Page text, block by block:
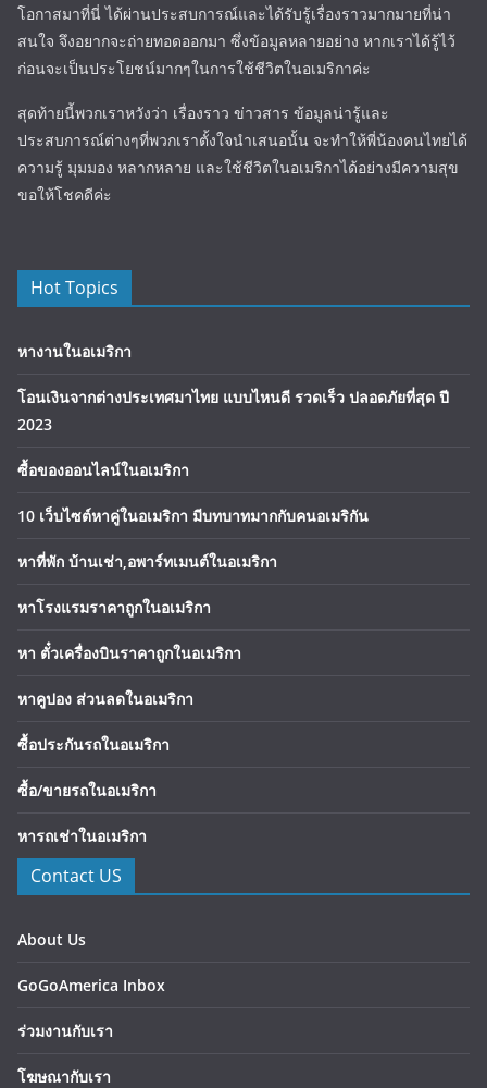
โอกาสมาที่นี่ ได้ผ่านประสบการณ์และได้รับรู้เรื่องราวมากมายที่น่า
สนใจ จึงอยากจะถ่ายทอดออกมา ซึ่งข้อมูลหลายอย่าง หากเราได้รู้ไว้
ก่อนจะเป็นประโยชน์มากๆในการใช้ชีวิตในอเมริกาค่ะ
สุดท้ายนี้พวกเราหวังว่า เรื่องราว ข่าวสาร ข้อมูลน่ารู้และ
ประสบการณ์ต่างๆที่พวกเราตั้งใจนำเสนอนั้น จะทำให้พี่น้องคนไทยได้
ความรู้ มุมมอง หลากหลาย และใช้ชีวิตในอเมริกาได้อย่างมีความสุข
ขอให้โชคดีค่ะ
Hot Topics
หางานในอเมริกา
โอนเงินจากต่างประเทศมาไทย แบบไหนดี รวดเร็ว ปลอดภัยที่สุด ปี
2023
ซื้อของออนไลน์ในอเมริกา
10 เว็บไซต์หาคู่ในอเมริกา มีบทบาทมากกับคนอเมริกัน
หาที่พัก บ้านเช่า,อพาร์ทเมนต์ในอเมริกา
หาโรงแรมราคาถูกในอเมริกา
หา ตั๋วเครื่องบินราคาถูกในอเมริกา
หาคูปอง ส่วนลดในอเมริกา
ซื้อประกันรถในอเมริกา
ซื้อ/ขายรถในอเมริกา
หารถเช่าในอเมริกา
Contact US
About Us
GoGoAmerica Inbox
ร่วมงานกับเรา
โฆษณากับเรา